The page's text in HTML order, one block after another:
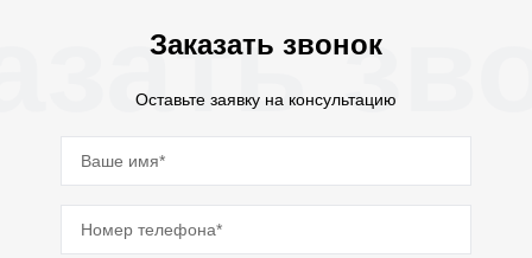
Заказать звонок
Оставьте заявку на консультацию